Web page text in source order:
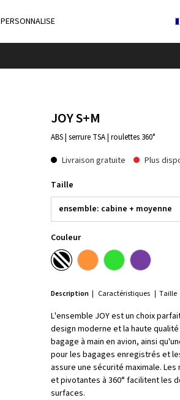
PERSONNALISE
JOY S+M
ABS | serrure TSA | roulettes 360°
Livraison gratuite
Plus
Taille
Couleur
Description
L'ensemble JOY est un choix
design moderne et la haute
bagage à main en avion, ainsi
pour les bagages enregistrés et
assure une sécurité maximale.
et pivotantes à 360° facilitent les
surfaces.
Caractéristiques Taille